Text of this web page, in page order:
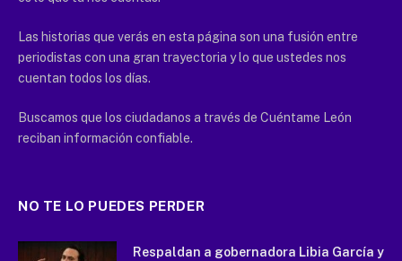
Las historias que verás en esta página son una fusión entre
periodistas con una gran trayectoria y lo que ustedes nos
cuentan todos los días.
Buscamos que los ciudadanos a través de Cuéntame León
reciban información confiable.
NO TE LO PUEDES PERDER
Respaldan a gobernadora Libia García y